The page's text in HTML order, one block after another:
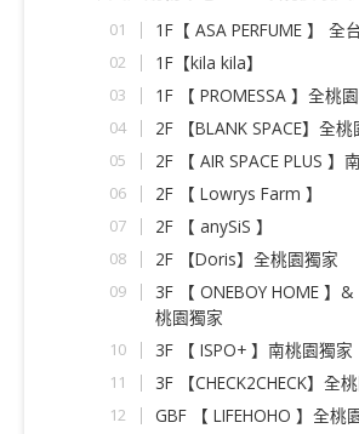
1F【 ASA PERFUME 】 全
1F【kila kila】
1F 【 PROMESSA 】全桃
2F 【BLANK SPACE】全
2F 【 AIR SPACE PLUS 】
2F 【 Lowrys Farm 】
2F 【 anySiS 】
2F 【Doris】全桃園獨家
3F 【 ONEBOY HOME 】
桃園獨家
3F 【 ISPO+ 】南桃園獨家
3F 【CHECK2CHECK】全
GBF 【 LIFEHOHO 】全桃